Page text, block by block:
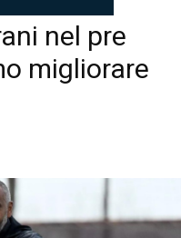
nel pre
migliorare